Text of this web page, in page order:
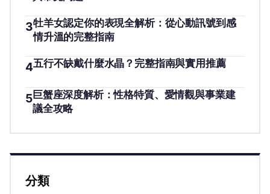
3牡羊女認定你的表現全解析：從心動訊號到感
情升溫的完整指南
4五行不缺戴什麼水晶？完整指南與實用推薦
5巨蟹座深度解析：性格特質、愛情觀與事業建
議全攻略
分類